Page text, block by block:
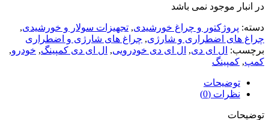
در انبار موجود نمی باشد
دسته: پروژکتور و چراغ خورشیدی, تجهیزات سولار و خورشیدی,
چراغ های اضطراری و شارژی, چراغ های شارژی و اضطراری
برچسب: ال ای دی, ال ای دی خودرویی, ال ای دی کمپینگ, خودرو,
کمپ, کمپینگ
توضیحات
نظرات (0)
توضیحات